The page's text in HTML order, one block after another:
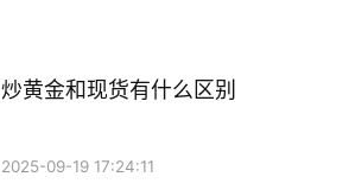
炒黄金和现货有什么区别
2025-09-19 17:24:11